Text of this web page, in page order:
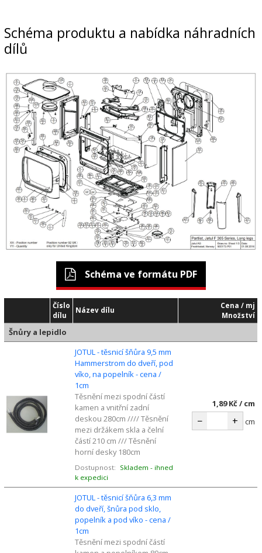
Schéma produktu a nabídka náhradních
dílů
Schéma ve formátu PDF
Číslo
dílu
Název dílu
Cena / mj
Množství
Šnůry a lepidlo
JOTUL - těsnicí šňůra 9,5 mm
Hammerstrom do dveří, pod
víko, na popelník - cena /
1cm
Těsnění mezi spodní částí
kamen a vnitřní zadní
deskou 280cm //// Těsnění
mezi držákem skla a čelní
částí 210 cm /// Těsnění
horní desky 180cm
Dostupnost: Skladem - ihned
k expedici
1,89 Kč / cm
− + cm
JOTUL - těsnicí šňůra 6,3 mm
do dveří, šnůra pod sklo,
popelník a pod víko - cena /
1cm
Těsnění mezi spodní částí